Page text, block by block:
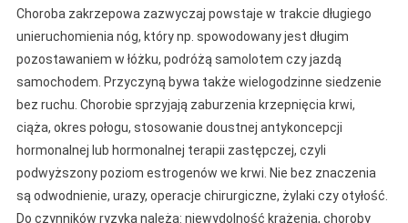
Choroba zakrzepowa zazwyczaj powstaje w trakcie długiego
unieruchomienia nóg, który np. spowodowany jest długim
pozostawaniem w łóżku, podróżą samolotem czy jazdą
samochodem. Przyczyną bywa także wielogodzinne siedzenie
bez ruchu. Chorobie sprzyjają zaburzenia krzepnięcia krwi,
ciąża, okres połogu, stosowanie doustnej antykoncepcji
hormonalnej lub hormonalnej terapii zastępczej, czyli
podwyższony poziom estrogenów we krwi. Nie bez znaczenia
są odwodnienie, urazy, operacje chirurgiczne, żylaki czy otyłość.
Do czynników ryzyka należą: niewydolność krążenia, choroby